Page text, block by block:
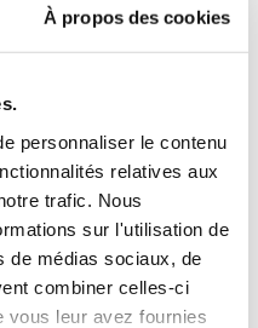
À propos des cookies
personnaliser le contenu
relatives aux
trafic. Nous
sur l'utilisation de
de médias sociaux, de
combiner celles-ci
vous leur avez fournies